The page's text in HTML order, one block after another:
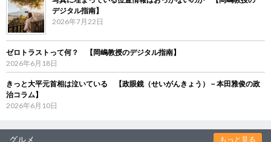
デジタル指南】
2026年7月22日
ゼロトラストって何？ 【岡嶋教授のデジタル指南】
2026年6月18日
きっと大平元首相は泣いている 【政眼鏡（せいがんきょう）－本田雅俊の政
治コラム】
2026年6月10日
グルメ もっと見る